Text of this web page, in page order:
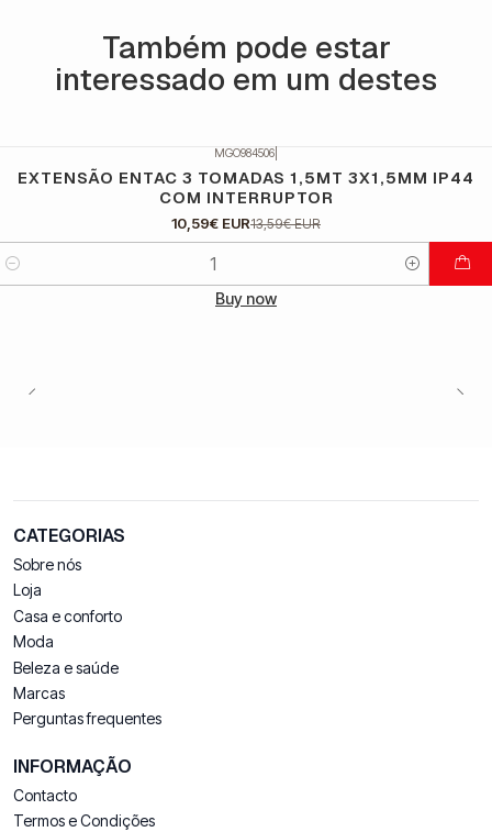
Também pode estar
interessado em um destes
MGO984506
EXTENSÃO ENTAC 3 TOMADAS 1,5MT 3X1,5MM IP44
COM INTERRUPTOR
10,59€ EUR13,59€ EUR
Buy now
CATEGORIAS
Sobre nós
Loja
Casa e conforto
Moda
Beleza e saúde
Marcas
Perguntas frequentes
INFORMAÇÃO
Contacto
Termos e Condições